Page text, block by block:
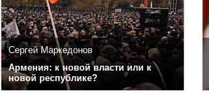
Сергей Маркедонов
Армения: к новой власти или к
новой республике?